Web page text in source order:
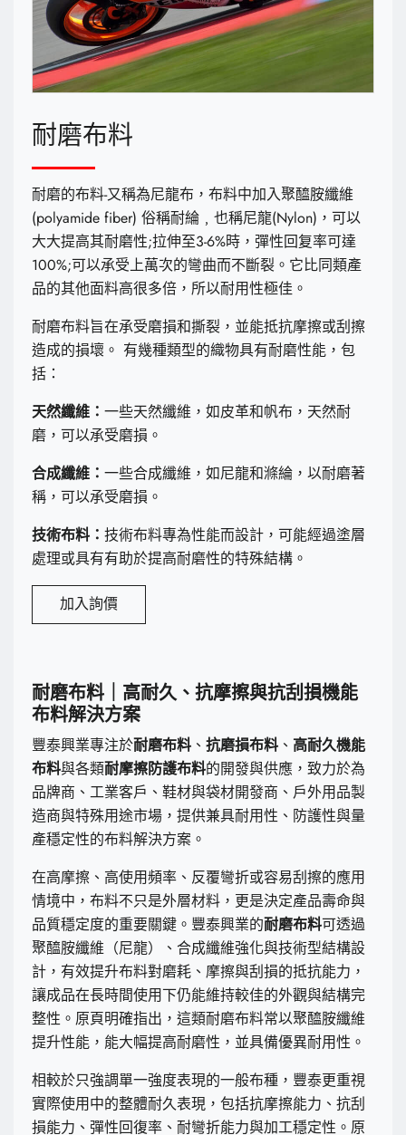
耐磨布料
耐磨的布料-又稱為尼龍布，布料中加入聚醯胺纖維
(polyamide fiber) 俗稱耐綸﹐也稱尼龍(Nylon)，可以
大大提高其耐磨性;拉伸至3-6%時，彈性回复率可達
100%;可以承受上萬次的彎曲而不斷裂。它比同類產
品的其他面料高很多倍，所以耐用性極佳。
耐磨布料旨在承受磨損和撕裂，並能抵抗摩擦或刮擦
造成的損壞。 有幾種類型的織物具有耐磨性能，包
括：
天然纖維： 一些天然纖維，如皮革和帆布，天然耐
磨，可以承受磨損。
合成纖維： 一些合成纖維，如尼龍和滌綸，以耐磨著
稱，可以承受磨損。
技術布料： 技術布料專為性能而設計，可能經過塗層
處理或具有有助於提高耐磨性的特殊結構。
加入詢價
耐磨布料｜高耐久、抗摩擦與抗刮損機能
布料解決方案
豐泰興業專注於耐磨布料 、 抗磨損布料 、 高耐久機能
布料與各類耐摩擦防護布料的開發與供應，致力於為
品牌商、工業客戶、鞋材與袋材開發商、戶外用品製
造商與特殊用途市場，提供兼具耐用性、防護性與量
產穩定性的布料解決方案。
在高摩擦、高使用頻率、反覆彎折或容易刮擦的應用
情境中，布料不只是外層材料，更是決定產品壽命與
品質穩定度的重要關鍵。豐泰興業的耐磨布料可透過
聚醯胺纖維（尼龍）、合成纖維強化與技術型結構設
計，有效提升布料對磨耗、摩擦與刮損的抵抗能力，
讓成品在長時間使用下仍能維持較佳的外觀與結構完
整性。原頁明確指出，這類耐磨布料常以聚醯胺纖維
提升性能，能大幅提高耐磨性，並具備優異耐用性。
相較於只強調單一強度表現的一般布種，豐泰更重視
實際使用中的整體耐久表現，包括抗摩擦能力、抗刮
損能力、彈性回復率、耐彎折能力與加工穩定性。原